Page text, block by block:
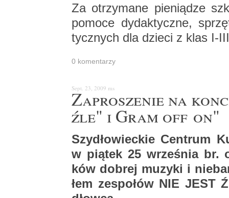
Za otrzy­ma­ne pie­nią­dze
po­mo­ce dy­dak­tycz­ne,
tycz­nych dla dzie­ci z klas I-
0 ko­men­ta­rzy
Sept. 23, 2009 ms
Za­pro­sze­nie na
źle" i Gram off on"
Szy­dło­wiec­kie Cen­trum
w pią­tek 25 wrze­śnia br.
ków do­brej mu­zy­ki i
łem ze­spo­łów NIE JEST